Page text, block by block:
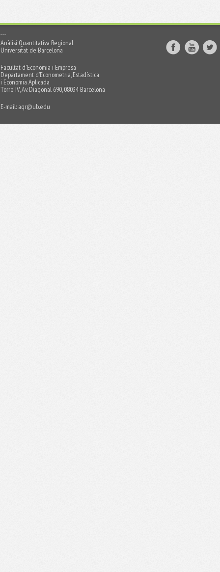
Anàlisi Quantitativa Regional
Universitat de Barcelona
Facultat d'Economia i Empresa
Departament d’Econometria, Estadística
i Economia Aplicada
Torre IV, Av. Diagonal 690, 08034 Barcelona
E-mail: aqr@ub.edu